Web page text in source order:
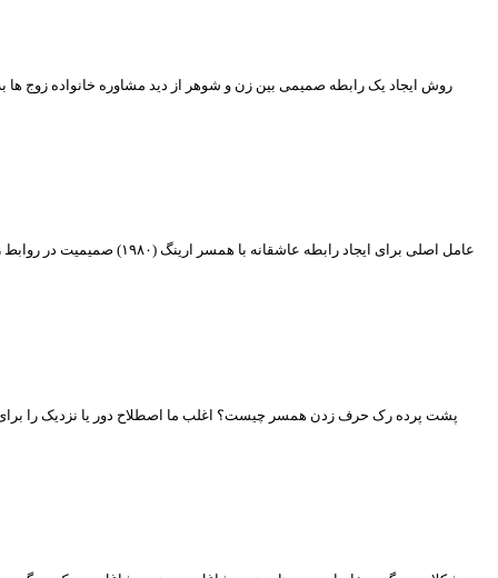
روش ایجاد یک رابطه صمیمی بین زن و شوهر از دید مشاوره خانواده زوج
پشت پرده رک حرف زدن همسر چیست؟ اغلب ما اصطلاح دور یا نزدیک را برای